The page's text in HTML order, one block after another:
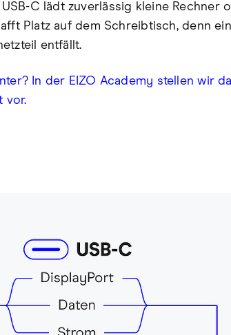
C lädt zuverlässig kleine Rechner
Platz auf dem Schreibtisch, denn ein
entfällt.
In der EIZO Academy stellen wir
vor.